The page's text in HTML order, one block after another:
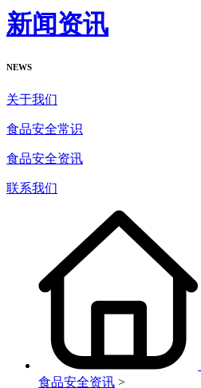
新闻资讯
NEWS
关于我们
食品安全常识
食品安全资讯
联系我们
食品安全资讯 >